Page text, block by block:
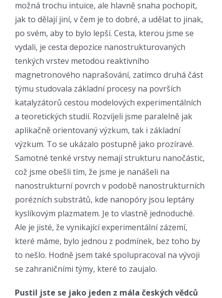
možná trochu intuice, ale hlavně snaha pochopit,
jak to dělají jiní, v čem je to dobré, a udělat to jinak,
po svém, aby to bylo lepší. Cesta, kterou jsme se
vydali, je cesta depozice nanostrukturovaných
tenkých vrstev metodou reaktivního
magnetronového naprašování, zatímco druhá část
týmu studovala základní procesy na površích
katalyzátorů cestou modelových experimentálních
a teoretických studií. Rozvíjeli jsme paralelně jak
aplikačně orientovaný výzkum, tak i základní
výzkum. To se ukázalo postupně jako prozíravé.
Samotné tenké vrstvy nemají strukturu nanočástic,
což jsme obešli tím, že jsme je nanášeli na
nanostrukturní povrch v podobě nanostrukturních
porézních substrátů, kde nanopóry jsou leptány
kyslíkovým plazmatem. Je to vlastně jednoduché.
Ale je jisté, že vynikající experimentální zázemí,
které máme, bylo jednou z podmínek, bez toho by
to nešlo. Hodně jsem také spolupracoval na vývoji
se zahraničními týmy, které to zaujalo.
Pustil jste se jako jeden z mála českých vědců